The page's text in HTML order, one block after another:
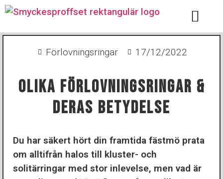
Förlovningsringar 17/12/2022
Olika Förlovningsringar &
Deras Betydelse
Du har säkert hört din framtida fästmö prata
om alltifrån halos till kluster- och
solitärringar med stor inlevelse, men vad är